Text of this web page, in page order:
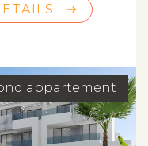
appartement